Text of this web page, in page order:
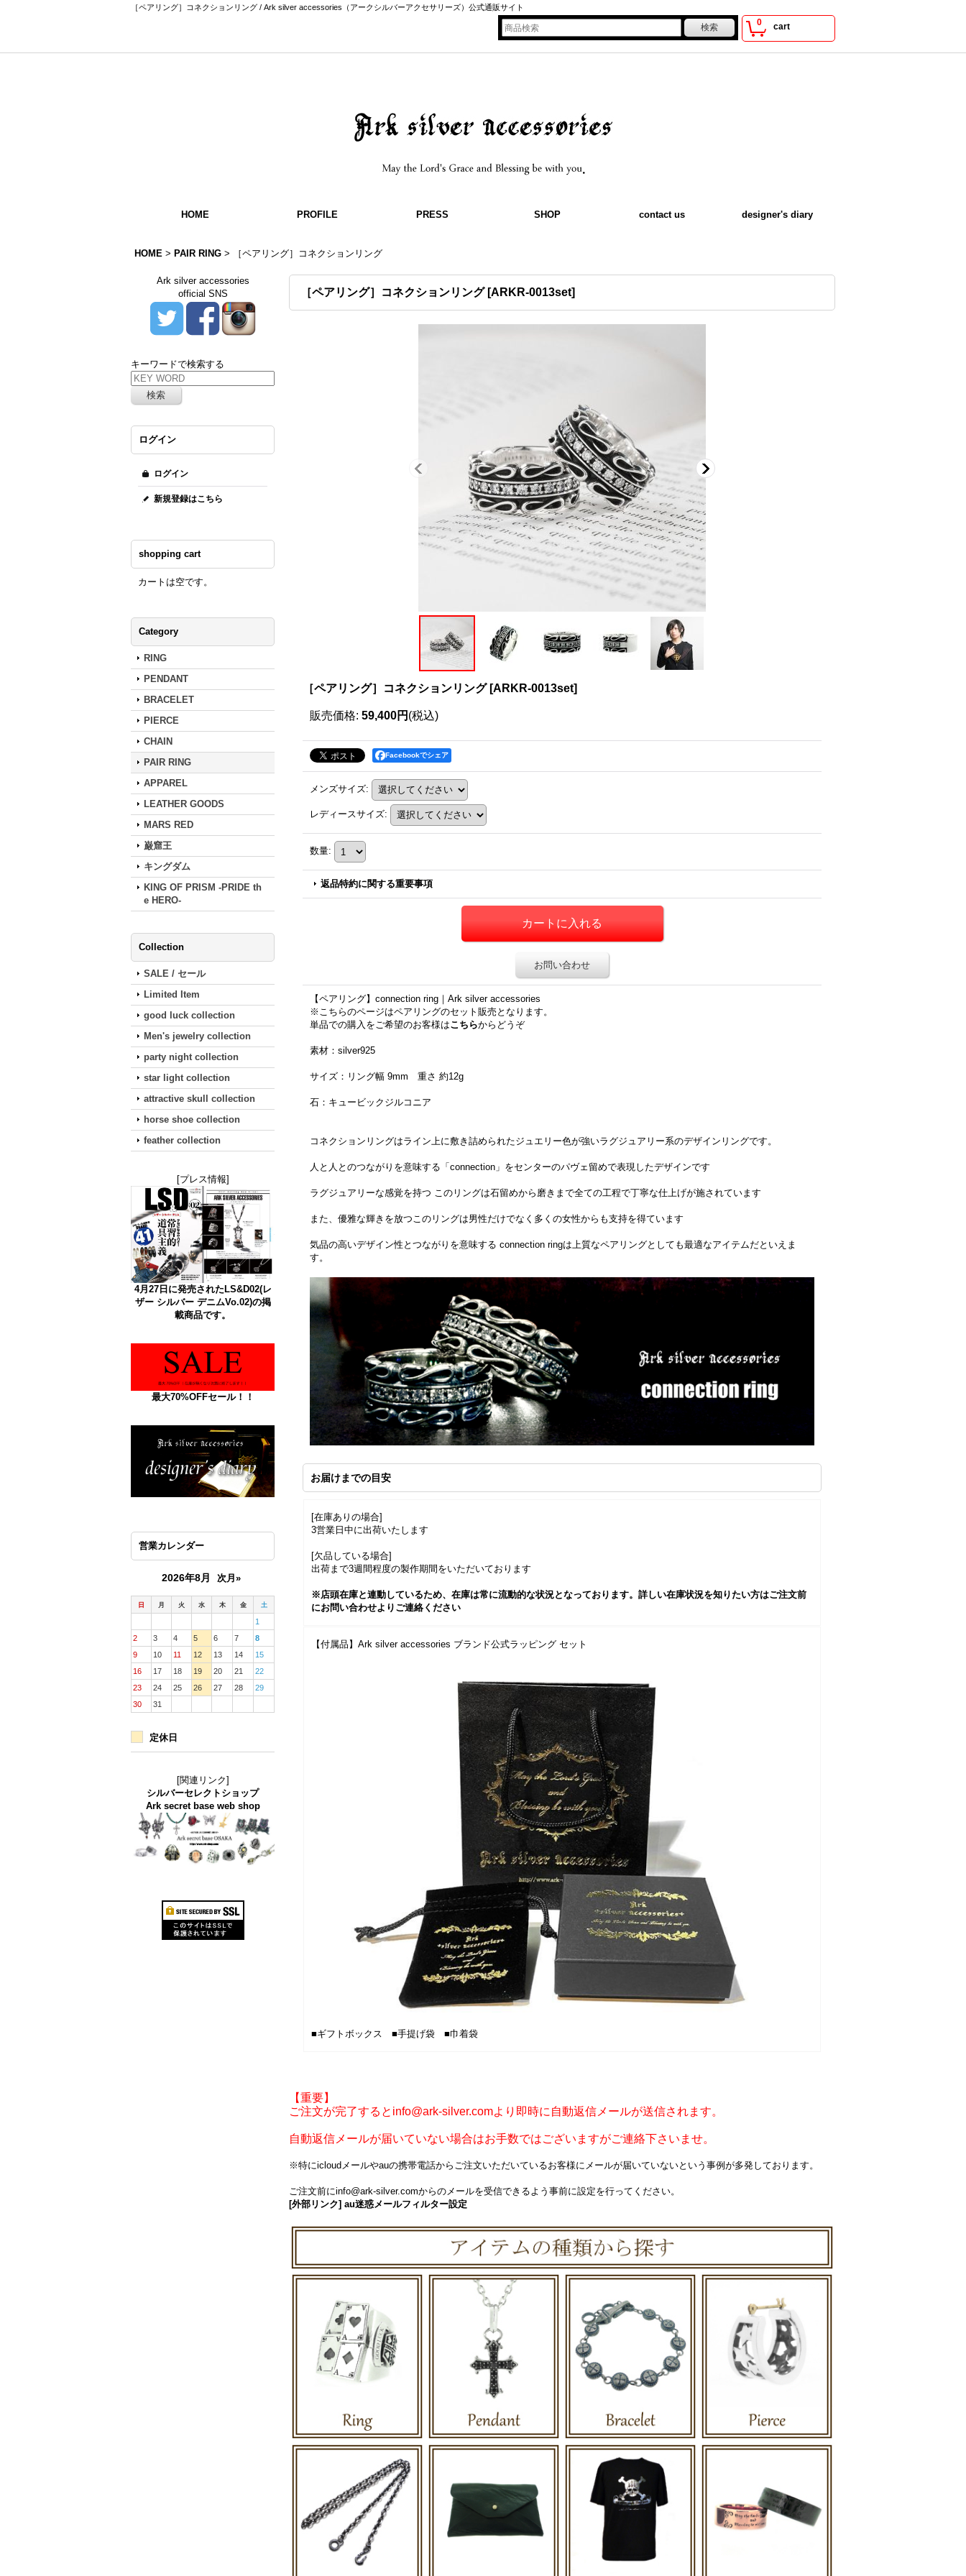
［ペアリング］コネクションリング / Ark silver accessories（アークシルバーアクセサリーズ）公式通販サイト
0 cart
HOME PROFILE PRESS SHOP contact us designer's diary
HOME > PAIR RING > ［ペアリング］コネクションリング
Ark silver accessories
official SNS
キーワードで検索する
ログイン
ログイン
新規登録はこちら
shopping cart
カートは空です。
Category
RING
PENDANT
BRACELET
PIERCE
CHAIN
PAIR RING
APPAREL
LEATHER GOODS
MARS RED
巌窟王
キングダム
KING OF PRISM -PRIDE th
e HERO-
Collection
SALE / セール
Limited Item
good luck collection
Men's jewelry collection
party night collection
star light collection
attractive skull collection
horse shoe collection
feather collection
[プレス情報]
4月27日に発売されたLS&D02(レ
ザー シルバー デニムVo.02)の掲
載商品です。
最大70%OFFセール！！
営業カレンダー
2026年8月 次月»
日 月 火 水 木 金 土
1
2
3 4 5 6 7
8
9
10 11 12 13 14
15
16
17 18 19 20 21
22
23
24 25 26 27 28
29
30
31
定休日
[関連リンク]
シルバーセレクトショップ
Ark secret base web shop
［ペアリング］コネクションリング [ARKR-0013set]
［ペアリング］コネクションリング [ARKR-0013set]
販売価格: 59,400円 (税込)
Facebookでシェア
メンズサイズ:
レディースサイズ:
数量:
返品特約に関する重要事項
お問い合わせ
【ペアリング】connection ring｜Ark silver accessories
※こちらのページはペアリングのセット販売となります。
単品での購入をご希望のお客様はこちらからどうぞ
素材：silver925
サイズ：リング幅 9mm 重さ 約12g
石：キュービックジルコニア
コネクションリングはライン上に敷き詰められたジュエリー色が強いラグジュアリー系のデザインリングです。
人と人とのつながりを意味する「connection」をセンターのパヴェ留めで表現したデザインです
ラグジュアリーな感覚を持つ このリングは石留めから磨きまで全ての工程で丁寧な仕上げが施されています
また、優雅な輝きを放つこのリングは男性だけでなく多くの女性からも支持を得ています
気品の高いデザイン性とつながりを意味する connection ringは上質なペアリングとしても最適なアイテムだといえま
す。
お届けまでの目安
[在庫ありの場合]
3営業日中に出荷いたします
[欠品している場合]
出荷まで3週間程度の製作期間をいただいております
※店頭在庫と連動しているため、在庫は常に流動的な状況となっております。詳しい在庫状況を知りたい方はご注文前
にお問い合わせよりご連絡ください
【付属品】Ark silver accessories ブランド公式ラッピング セット
■ギフトボックス ■手提げ袋 ■巾着袋
【重要】
ご注文が完了するとinfo@ark-silver.comより即時に自動返信メールが送信されます。
自動返信メールが届いていない場合はお手数ではございますがご連絡下さいませ。
※特にicloudメールやauの携帯電話からご注文いただいているお客様にメールが届いていないという事例が多発しております。
ご注文前にinfo@ark-silver.comからのメールを受信できるよう事前に設定を行ってください。
[外部リンク] au迷惑メールフィルター設定